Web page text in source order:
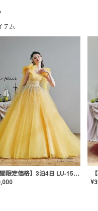
テム
【期間限定価格】3泊4日 LU-1501(Yellow)
¥